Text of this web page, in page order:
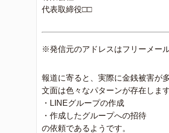
代表取締役□□
※発信元のアドレスはフリーメー
報道に寄ると、実際に金銭被害が
文面は色々なパターンが存在しま
・LINEグループの作成
・作成したグループへの招待
の依頼であるようです。